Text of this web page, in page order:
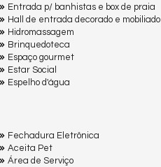
Entrada p/ banhistas e box de praia
Hall de entrada decorado e mobiliado
Hidromassagem
Brinquedoteca
Espaço gourmet
Estar Social
Espelho d'água
Fechadura Eletrônica
Aceita Pet
Área de Serviço